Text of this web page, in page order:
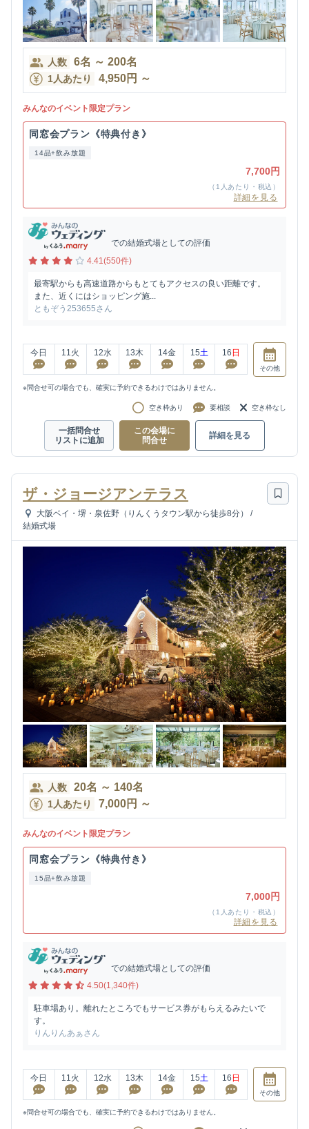
人数 6名 ～ 200名
1人あたり 4,950円 ～
みんなのイベント限定プラン
同窓会プラン《特典付き》
14品+飲み放題
7,700円
（1人あたり・税込）
詳細を見る
での結婚式場としての評価
4.41(550件)
最寄駅からも高速道路からもとてもアクセスの良い距離です。
また、近くにはショッピング施...
ともぞう253655さん
今日 11火 12水 13木 14金 15土 16 日
その他
※問合せ可の場合でも、確実に予約できるわけではありません。
空き枠あり 要相談 空き枠なし
一括問合せ
リストに追加
この会場に
問合せ
詳細を見る
ザ・ジョージアンテラス
大阪ベイ・堺・泉佐野（りんくうタウン駅から徒歩8分）
/
結婚式場
人数 20名 ～ 140名
1人あたり 7,000円 ～
みんなのイベント限定プラン
同窓会プラン《特典付き》
15品+飲み放題
7,000円
（1人あたり・税込）
詳細を見る
での結婚式場としての評価
4.50(1,340件)
駐車場あり。離れたところでもサービス券がもらえるみたいで
す。
りんりんあぁさん
今日 11火 12水 13木 14金 15土 16 日
その他
※問合せ可の場合でも、確実に予約できるわけではありません。